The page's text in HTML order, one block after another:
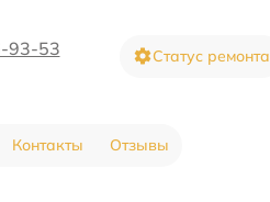
93-53 Статус ремонта
Контакты Отзывы